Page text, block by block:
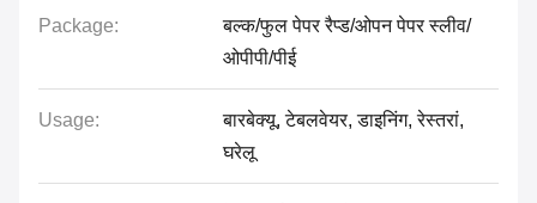
Package:
बल्क/फुल पेपर रैप्ड/ओपन पेपर स्लीव/
ओपीपी/पीई
Usage:
बारबेक्यू, टेबलवेयर, डाइनिंग, रेस्तरां,
घरेलू